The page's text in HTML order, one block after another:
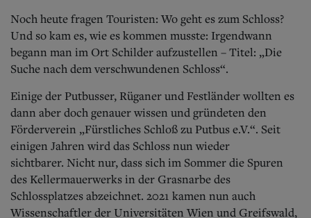
Noch heute fragen Touristen: Wo geht es zum Schloss?
Und so kam es, wie es kommen musste: Irgendwann
begann man im Ort Schilder aufzustellen – Titel: „Die
Suche nach dem verschwundenen Schloss“.
Einige der Putbusser, Rüganer und Festländer wollten es
dann aber doch genauer wissen und gründeten den
Förderverein „Fürstliches Schloß zu Putbus e.V.“. Seit
einigen Jahren wird das Schloss nun wieder
sichtbarer. Nicht nur, dass sich im Sommer die Spuren
des Kellermauerwerks in der Grasnarbe des
Schlossplatzes abzeichnet. 2021 kamen nun auch
Wissenschaftler der Universitäten Wien und Greifswald,